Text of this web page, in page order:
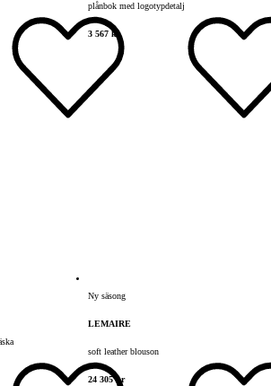
plånbok med logotypdetalj
3 567 kr
Ny säsong
LEMAIRE
soft leather blouson
24 305 kr